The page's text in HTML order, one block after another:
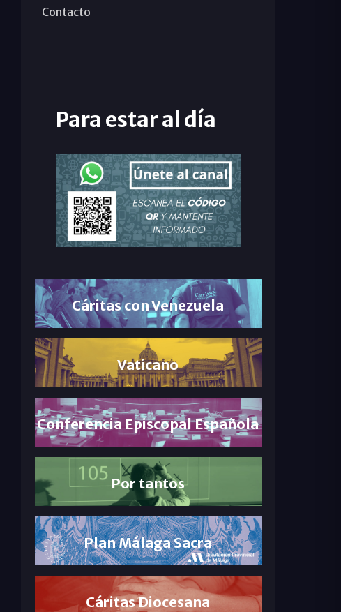
Contacto
Para estar al día
Cáritas con Venezuela
Vaticano
Conferencia Episcopal Española
Por tantos
Plan Málaga Sacra
Cáritas Diocesana